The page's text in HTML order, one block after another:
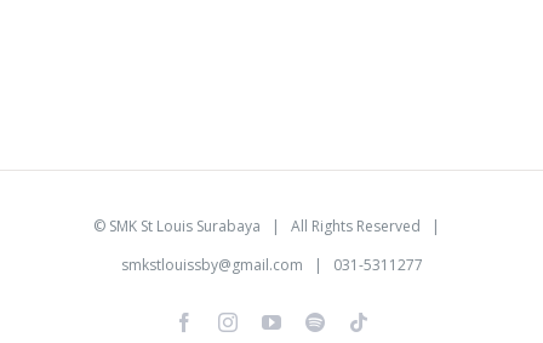
© SMK St Louis Surabaya | All Rights Reserved |
smkstlouissby@gmail.com | 031-5311277
FacebookInstagramYouTubeSpotify